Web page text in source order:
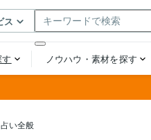
占い全般